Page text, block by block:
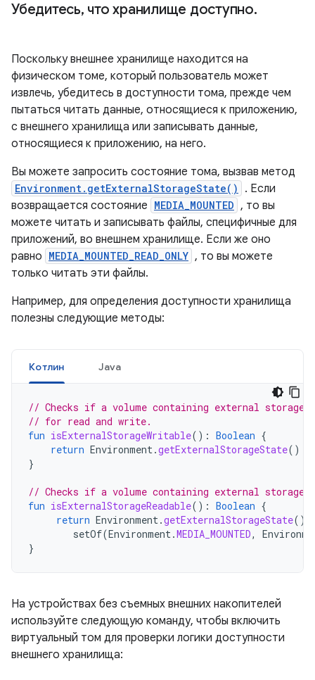
Убедитесь, что хранилище доступно.
Поскольку внешнее хранилище находится на
физическом томе, который пользователь может
извлечь, убедитесь в доступности тома, прежде чем
пытаться читать данные, относящиеся к приложению,
с внешнего хранилища или записывать данные,
относящиеся к приложению, на него.
Вы можете запросить состояние тома, вызвав метод
Environment.getExternalStorageState()
. Если
возвращается состояние MEDIA_MOUNTED , то вы
можете читать и записывать файлы, специфичные для
приложений, во внешнем хранилище. Если же оно
равно MEDIA_MOUNTED_READ_ONLY , то вы можете
только читать эти файлы.
Например, для определения доступности хранилища
полезны следующие методы:
Котлин Java
// Checks if a volume containing external storage
// for read and write.
fun isExternalStorageWritable(): Boolean {
return Environment.getExternalStorageState()
}
// Checks if a volume containing external
fun isExternalStorageReadable(): Boolean {
return Environment.getExternalStorageState()
setOf(Environment.MEDIA_MOUNTED,
}
На устройствах без съемных внешних накопителей
используйте следующую команду, чтобы включить
виртуальный том для проверки логики доступности
внешнего хранилища: